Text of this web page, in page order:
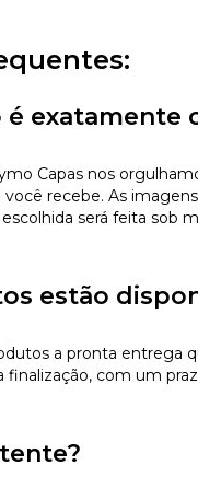
é exatamente
Capas nos
recebe. As
será feita sob
estão
a pronta entrega
finalização, com um